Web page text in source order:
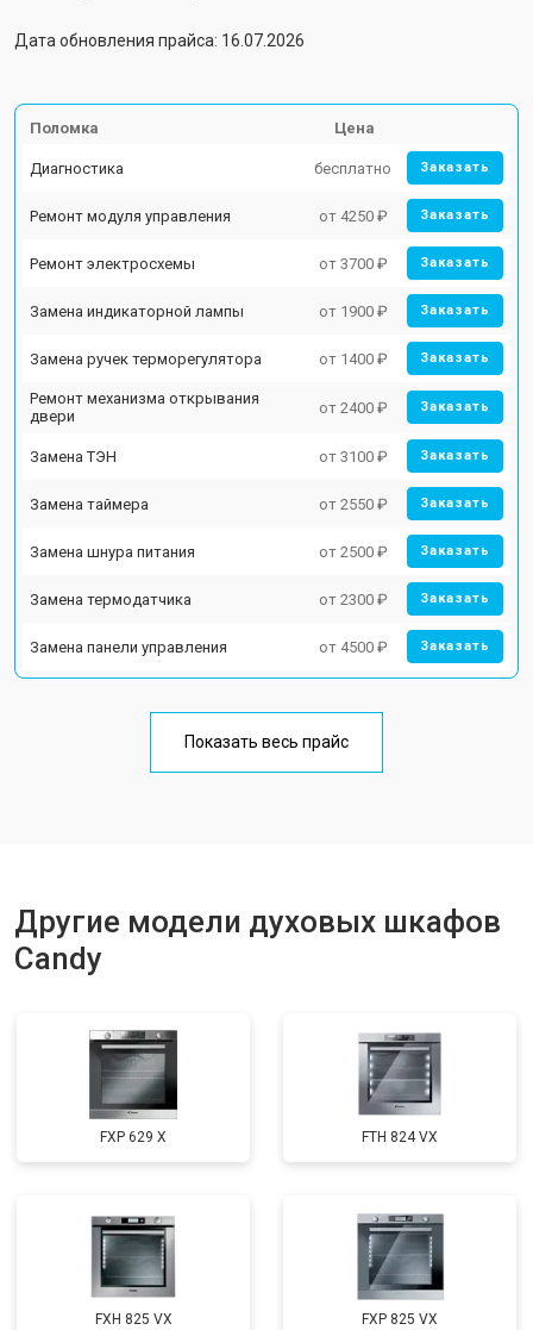
Дата обновления прайса: 16.07.2026
Поломка Цена
Диагностика бесплатно Заказать
Ремонт модуля управления от 4250 ₽ Заказать
Ремонт электросхемы от 3700 ₽ Заказать
Замена индикаторной лампы от 1900 ₽ Заказать
Замена ручек терморегулятора от 1400 ₽ Заказать
Ремонт механизма открывания
двери
от 2400 ₽ Заказать
Замена ТЭН от 3100 ₽ Заказать
Замена таймера от 2550 ₽ Заказать
Замена шнура питания от 2500 ₽ Заказать
Замена термодатчика от 2300 ₽ Заказать
Замена панели управления от 4500 ₽ Заказать
Показать весь прайс
Другие модели духовых шкафов
Candy
FXP 629 X FTH 824 VX
FXH 825 VX FXP 825 VX